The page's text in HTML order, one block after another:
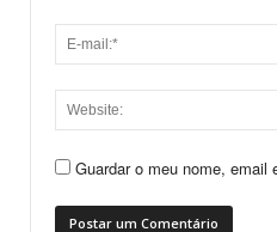
Guardar o meu nome, email